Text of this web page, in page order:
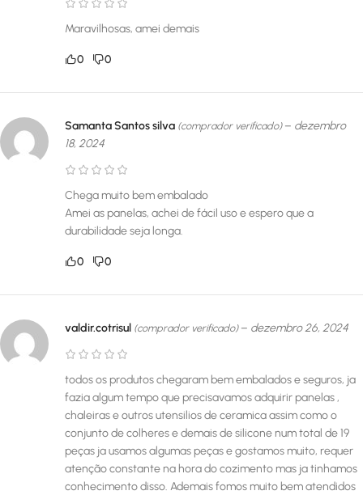
Maravilhosas, amei demais
0 0
Samanta Santos silva (comprador verificado) – dezembro
18, 2024
Chega muito bem embalado
Amei as panelas, achei de fácil uso e espero que a
durabilidade seja longa.
0 0
valdir.cotrisul (comprador verificado) – dezembro 26, 2024
todos os produtos chegaram bem embalados e seguros, ja
fazia algum tempo que precisavamos adquirir panelas ,
chaleiras e outros utensilios de ceramica assim como o
conjunto de colheres e demais de silicone num total de 19
peças ja usamos algumas peças e gostamos muito, requer
atenção constante na hora do cozimento mas ja tinhamos
conhecimento disso. Ademais fomos muito bem atendidos